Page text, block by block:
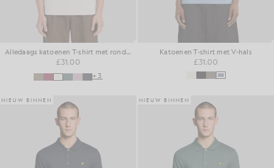
Alledaags katoenen T-shirt met ronde hals
£31.00
+3
Katoenen T-shirt met V-hals
£31.00
NIEUW BINNEN NIEUW BINNEN